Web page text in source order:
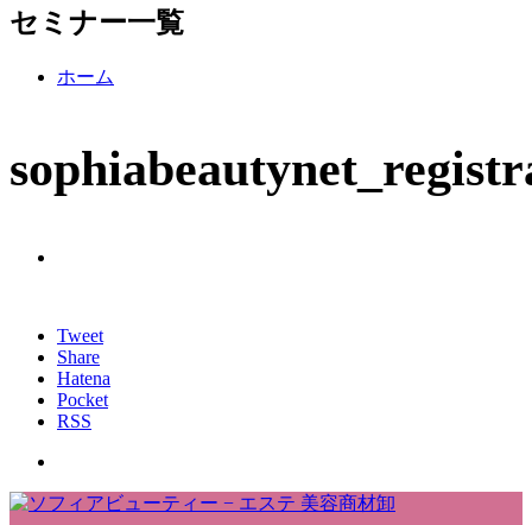
セミナー一覧
ホーム
Tweet
Share
Hatena
Pocket
RSS